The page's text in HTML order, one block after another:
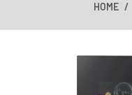
HOME
AI-gegenereerde afbeelding